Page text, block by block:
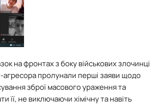
до вступу в аспірантуру
прийому 2026
дані
діяльність
Профорієнтаційна робота
Інформація і політика
HistoryEU
на фронтах з боку військових
агресора пролунали перші заяви щодо
зброї масового ураження та
її, не виключаючи хімічну та навіть